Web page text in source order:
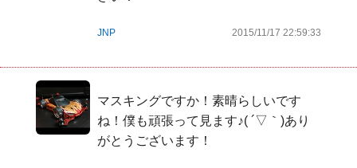
JNP 2015/11/17 22:59:33
マスキングですか！素晴らしいです
ね！僕も頑張って見ます♪( ´▽｀)あり
がとうございます！